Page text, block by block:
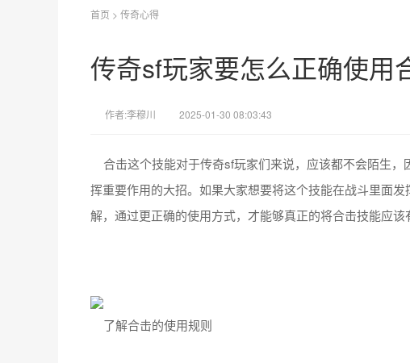
首页 > 传奇心得
传奇sf玩家要怎么正确使用
作者:李穆川 2025-01-30 08:03:43
合击这个技能对于传奇sf玩家们来说，应该都不会陌生
挥重要作用的大招。如果大家想要将这个技能在战斗里面
解，通过更正确的使用方式，才能够真正的将合击技能应该
了解合击的使用规则